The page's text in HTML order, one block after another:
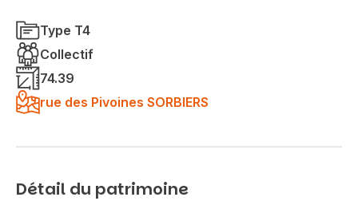
Type T4
Collectif
74.39
rue des Pivoines SORBIERS
Détail du patrimoine